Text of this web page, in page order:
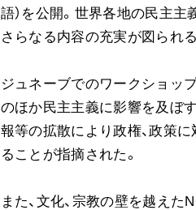
語）を公開。世界各地の民主
さらなる内容の充実が図られ
ジュネーブでのワークショッ
のほか民主主義に影響を及ぼ
報等の拡散により政権、政策
ることが指摘された。
また、文化、宗教の壁を越え